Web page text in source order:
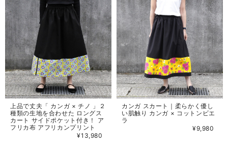
上品で丈夫「 カンガ × チノ 」２
種類の生地を合わせた ロングス
カート サイドポケット付き！ ア
フリカ布 アフリカンプリント
¥13,980
カンガ スカート｜柔らかく優し
い肌触り カンガ × コットンビエ
ラ
¥9,980